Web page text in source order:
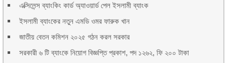
এক্সিলেন্স ব্যাংকিং কার্ড অ্যাওয়ার্ড পেল ইসলামী ব্যাংক
ইসলামী ব্যাংকের নতুন এমডি ওমর ফারুক খান
জাতীয় বেতন কমিশন ২০২৫ গঠন করল সরকার
সরকারী ৬ টি ব্যাংকে নিয়োগ বিজ্ঞপ্তি প্রকাশ, পদ ১২৬২, ফি ২০০ টাকা